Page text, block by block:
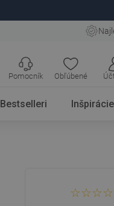
Obľúbené
Pomocník
Bestselleri Inšpirácie
dosku 45 x